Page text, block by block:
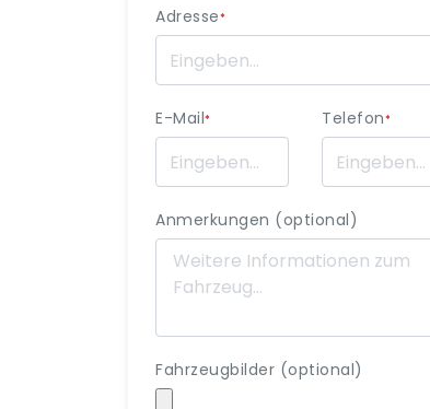
Adresse*
E-Mail* Telefon*
Anmerkungen (optional)
Fahrzeugbilder (optional)